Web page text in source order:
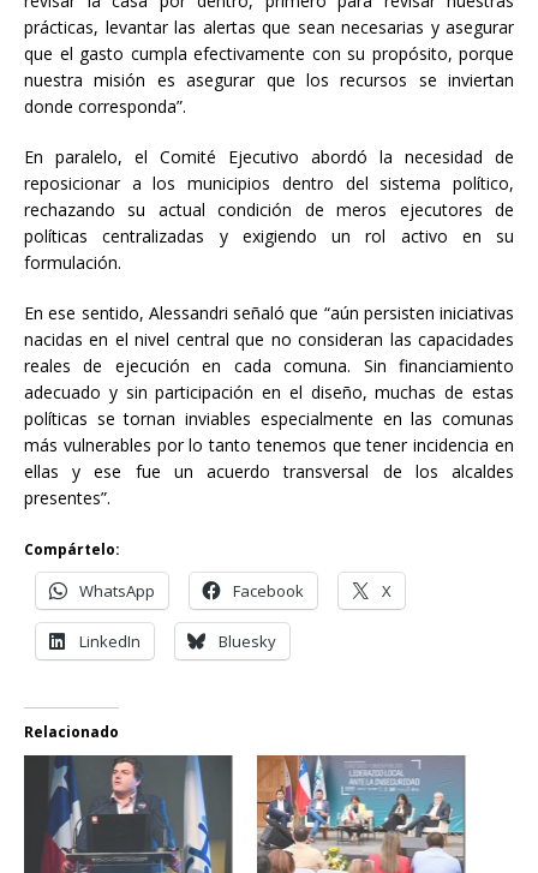
prácticas, levantar las alertas que sean necesarias y asegurar
que el gasto cumpla efectivamente con su propósito, porque
nuestra misión es asegurar que los recursos se inviertan
donde corresponda”.
En paralelo, el Comité Ejecutivo abordó la necesidad de
reposicionar a los municipios dentro del sistema político,
rechazando su actual condición de meros ejecutores de
políticas centralizadas y exigiendo un rol activo en su
formulación.
En ese sentido, Alessandri señaló que “aún persisten iniciativas
nacidas en el nivel central que no consideran las capacidades
reales de ejecución en cada comuna. Sin financiamiento
adecuado y sin participación en el diseño, muchas de estas
políticas se tornan inviables especialmente en las comunas
más vulnerables por lo tanto tenemos que tener incidencia en
ellas y ese fue un acuerdo transversal de los alcaldes
presentes”.
Compártelo:
WhatsApp Facebook X
LinkedIn Bluesky
Relacionado